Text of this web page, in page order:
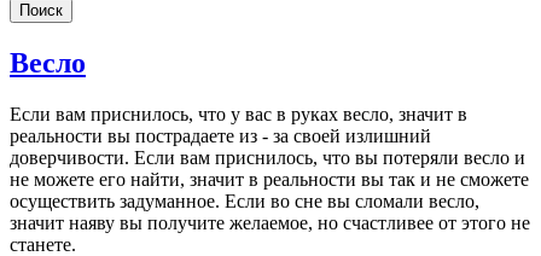
Поиск
Весло
Если вам приснилось, что у вас в руках весло, значит в
реальности вы пострадаете из - за своей излишний
доверчивости. Если вам приснилось, что вы потеряли весло и
не можете его найти, значит в реальности вы так и не сможете
осуществить задуманное. Если во сне вы сломали весло,
значит наяву вы получите желаемое, но счастливее от этого не
станете.